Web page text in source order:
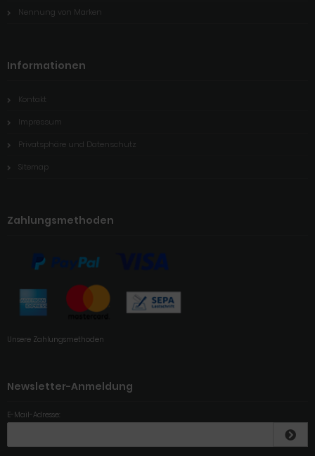
Nennung von Marken
Informationen
Kontakt
Impressum
Privatsphäre und Datenschutz
Sitemap
Zahlungsmethoden
Unsere Zahlungsmethoden
Newsletter-Anmeldung
E-Mail-Adresse: